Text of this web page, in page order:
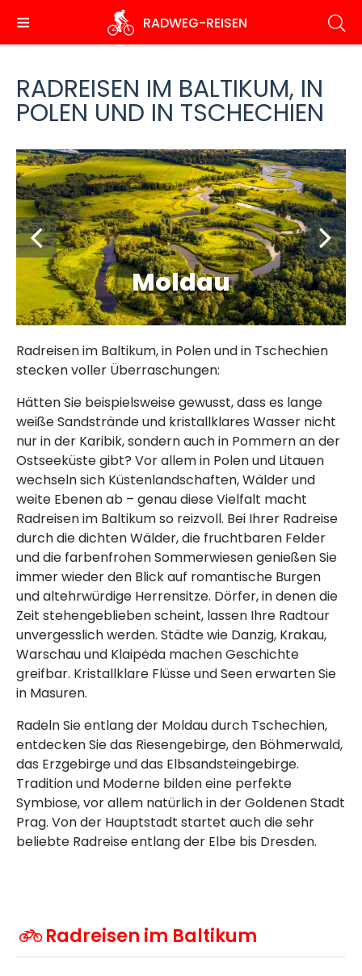
zum
Inhalt
RADWEG-REISEN
RADREISEN IM BALTIKUM, IN
POLEN UND IN TSCHECHIEN
Moldau
Radreisen im Baltikum, in Polen und in Tschechien
stecken voller Überraschungen:
Hätten Sie beispielsweise gewusst, dass es lange
weiße Sandstrände und kristallklares Wasser nicht
nur in der Karibik, sondern auch in Pommern an der
Ostseeküste gibt? Vor allem in Polen und Litauen
wechseln sich Küstenlandschaften, Wälder und
weite Ebenen ab – genau diese Vielfalt macht
Radreisen im Baltikum so reizvoll. Bei Ihrer Radreise
durch die dichten Wälder, die fruchtbaren Felder
und die farbenfrohen Sommerwiesen genießen Sie
immer wieder den Blick auf romantische Burgen
und altehrwürdige Herrensitze. Dörfer, in denen die
Zeit stehengeblieben scheint, lassen Ihre Radtour
unvergesslich werden. Städte wie Danzig, Krakau,
Warschau und Klaipėda machen Geschichte
greifbar. Kristallklare Flüsse und Seen erwarten Sie
in Masuren.
Radeln Sie entlang der Moldau durch Tschechien,
entdecken Sie das Riesengebirge, den Böhmerwald,
das Erzgebirge und das Elbsandsteingebirge.
Tradition und Moderne bilden eine perfekte
Symbiose, vor allem natürlich in der Goldenen Stadt
Prag. Von der Hauptstadt startet auch die sehr
beliebte Radreise entlang der Elbe bis Dresden.
Radreisen im Baltikum